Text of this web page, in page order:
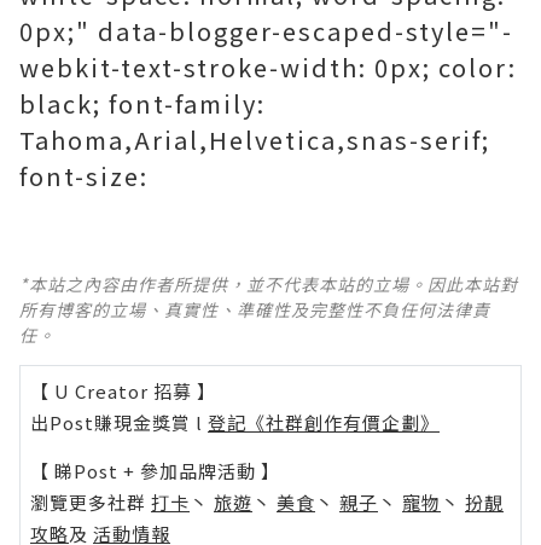
0px;" data-blogger-escaped-style="-
webkit-text-stroke-width: 0px; color:
black; font-family:
Tahoma,Arial,Helvetica,snas-serif;
font-size:
*本站之內容由作者所提供，並不代表本站的立場。因此本站對
所有博客的立場、真實性、準確性及完整性不負任何法律責
任。
【 U Creator 招募 】
出Post賺現金獎賞 l 登記《社群創作有價企劃》
【 睇Post + 參加品牌活動 】
瀏覽更多社群 打卡 丶 旅遊 丶 美食 丶 親子 丶 寵物 丶 扮靚
攻略及 活動情報